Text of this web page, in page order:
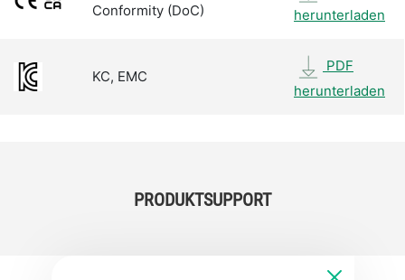
Conformity (DoC)
herunterladen
KC, EMC
PDF
herunterladen
PRODUKTSUPPORT